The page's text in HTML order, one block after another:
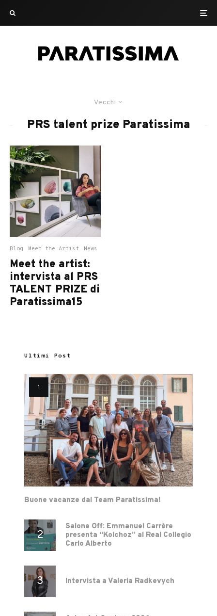
Vecchi
PRS talent prize Paratissima
Blog Meet the Artist News
Meet the artist:
intervista al PRS
TALENT PRIZE di
Paratissima15
Ultimi Post
Buone vacanze dal Team Paratissima!
Salone Off: Emmanuel Carrère
presenta “Kolchoz” al Real Collegio
Carlo Alberto
Intervista a Valeria Radkevych